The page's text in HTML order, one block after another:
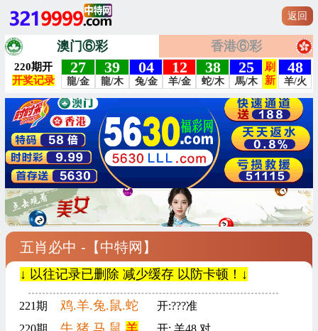
返回
澳门⑥彩 香港⑥彩